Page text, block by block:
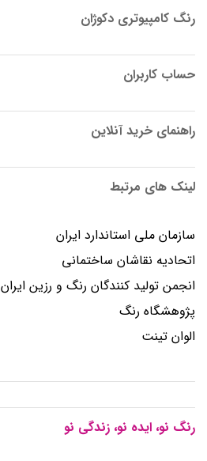
رنگ کامپیوتری دکوژان
حساب کاربران
راهنمای خرید آنلاین
لینک های مرتبط
سازمان ملی استاندارد ایران
اتحادیه نقاشان ساختمانی
انجمن توليد كنندگان رنگ و رزين ايران
پژوهشگاه رنگ
الوان تینت
رنگ نو، ایده نو، زندگی نو